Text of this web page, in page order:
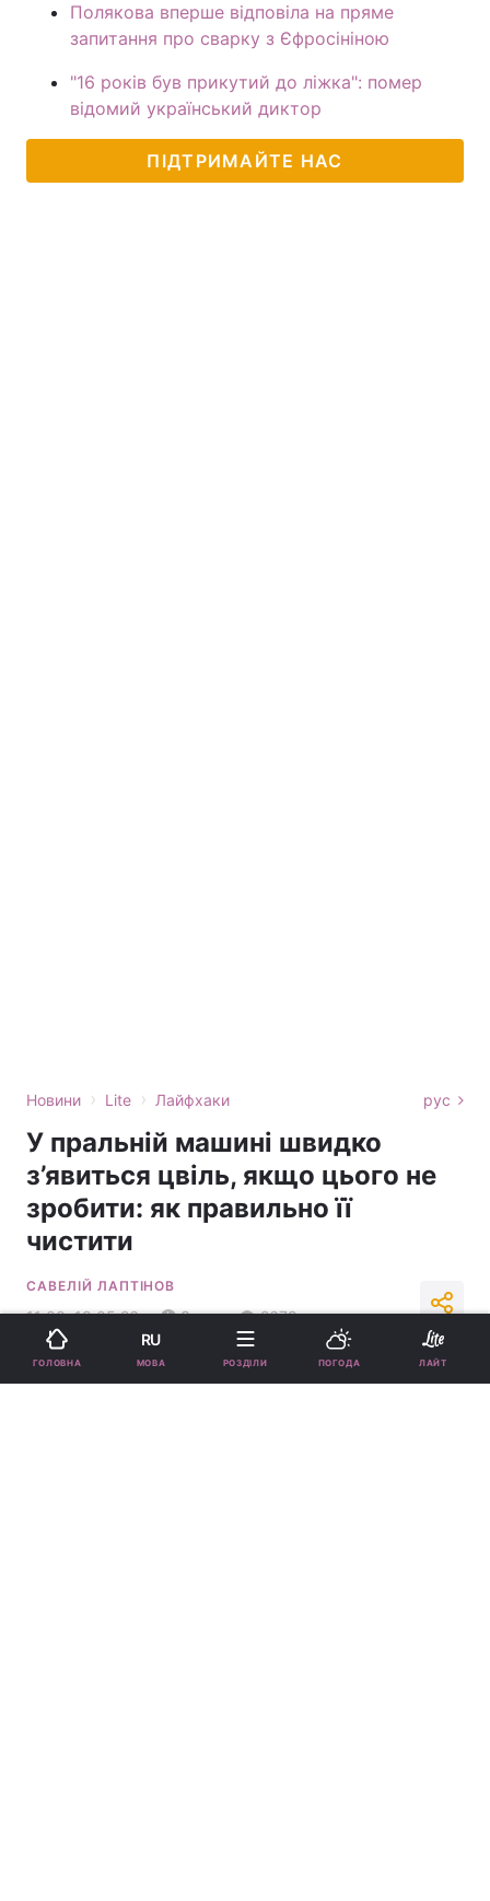
Полякова вперше відповіла на пряме
запитання про сварку з Єфросініною
"16 років був прикутий до ліжка": помер
відомий український диктор
ПІДТРИМАЙТЕ НАС
Новини › Lite › Лайфхаки рус
У пральній машині швидко
з’явиться цвіль, якщо цього не
зробити: як правильно її
чистити
САВЕЛІЙ ЛАПТІНОВ
11:00, 18.05.26 3 хв. 2679
Підпишіться на нас в Google
ГОЛОВНА
RU
МОВА РОЗДІЛИ ПОГОДА ЛАЙТ